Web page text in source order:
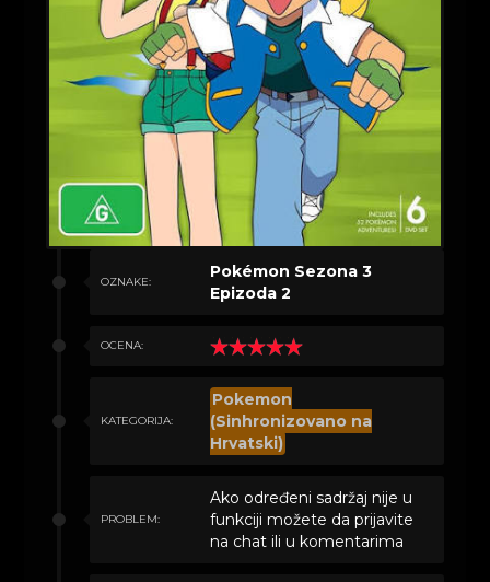
OZNAKE:
Pokémon Sezona 3
Epizoda 2
OCENA:
KATEGORIJA:
Pokemon
(Sinhronizovano na
Hrvatski)
PROBLEM:
Ako određeni sadržaj nije u
funkciji možete da prijavite
na chat ili u komentarima